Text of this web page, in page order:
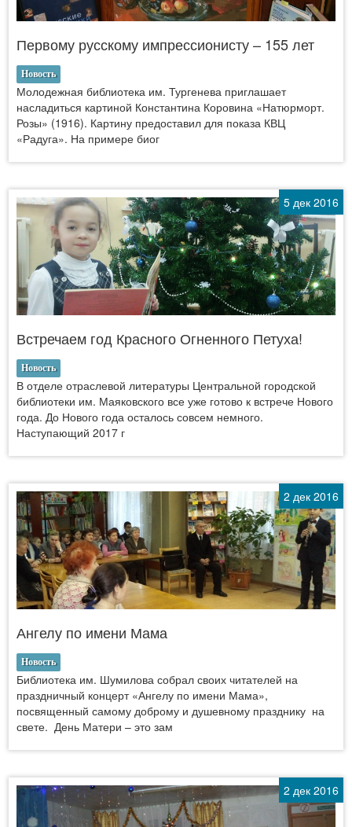
Первому русскому импрессионисту – 155 лет
Новость
Молодежная библиотека им. Тургенева приглашает
насладиться картиной Константина Коровина «Натюрморт.
Розы» (1916). Картину предоставил для показа КВЦ
«Радуга». На примере биог
5 дек 2016
Встречаем год Красного Огненного Петуха!
Новость
В отделе отраслевой литературы Центральной городской
библиотеки им. Маяковского все уже готово к встрече Нового
года. До Нового года осталось совсем немного.
Наступающий 2017 г
2 дек 2016
Ангелу по имени Мама
Новость
Библиотека им. Шумилова собрал своих читателей на
праздничный концерт «Ангелу по имени Мама»,
посвященный самому доброму и душевному празднику на
свете. День Матери – это зам
2 дек 2016